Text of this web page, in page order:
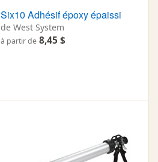
Six10 Adhésif époxy épaissi
de West System
à partir de 8,45 $